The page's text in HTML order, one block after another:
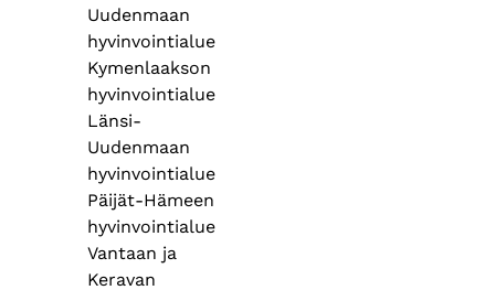
Uudenmaan
hyvinvointialue
Kymenlaakson
hyvinvointialue
Länsi-
Uudenmaan
hyvinvointialue
Päijät-Hämeen
hyvinvointialue
Vantaan ja
Keravan